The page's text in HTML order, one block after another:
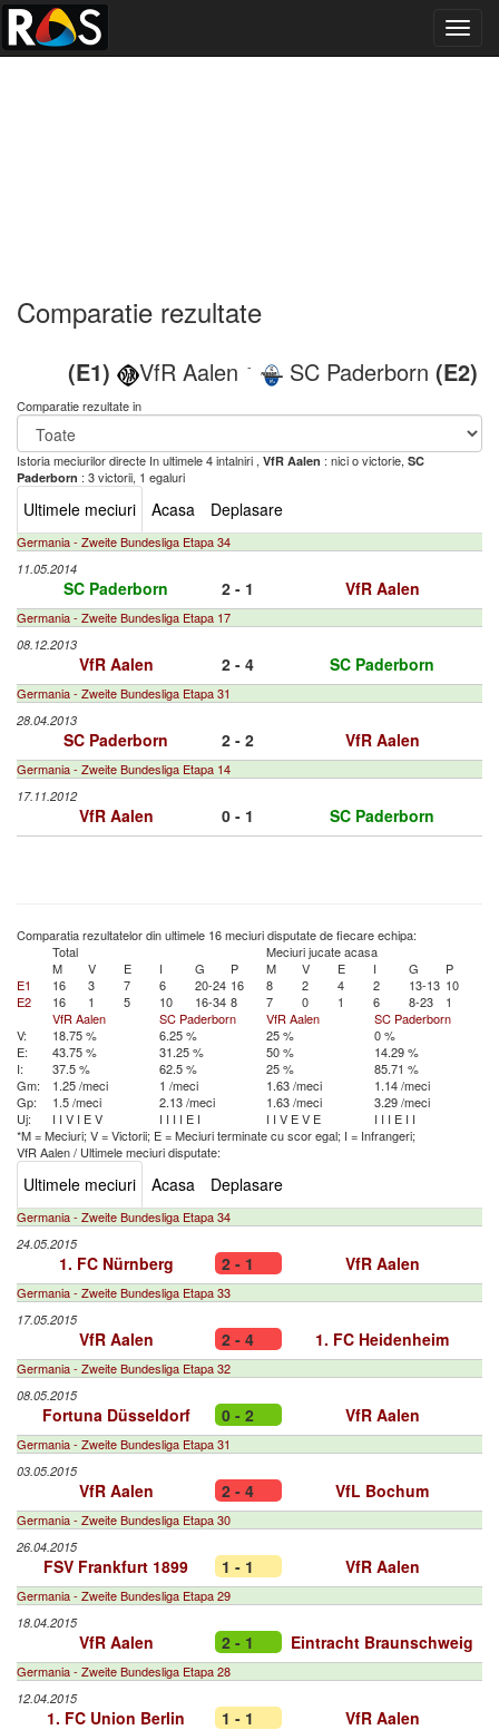
Comparatie rezultate
(E1) VfR Aalen - SC Paderborn (E2)
Comparatie rezultate in
Istoria meciurilor directe In ultimele 4 intalniri , VfR Aalen : nici o victorie, SC
Paderborn : 3 victorii, 1 egaluri
Ultimele meciuri Acasa Deplasare
Germania - Zweite Bundesliga Etapa 34
11.05.2014
SC Paderborn 2 - 1 VfR Aalen
Germania - Zweite Bundesliga Etapa 17
08.12.2013
VfR Aalen 2 - 4 SC Paderborn
Germania - Zweite Bundesliga Etapa 31
28.04.2013
SC Paderborn 2 - 2 VfR Aalen
Germania - Zweite Bundesliga Etapa 14
17.11.2012
VfR Aalen 0 - 1 SC Paderborn
Comparatia rezultatelor din ultimele 16 meciuri disputate de fiecare echipa:
Total
Meciuri jucate acasa
M
V E I G P M V E I G
P
E1
16 3 7 6 20-24 16 8 2 4 2 13-13 10
E2
16 1 5 10 16-34 8 7 0 1 6 8-23
1
VfR Aalen
SC Paderborn VfR Aalen
SC Paderborn
V:
18.75 % 6.25 % 25 %
0 %
E:
43.75 % 31.25 % 50 %
14.29 %
I:
37.5 % 62.5 % 25 %
85.71 %
Gm:
1.25 /meci 1 /meci 1.63 /meci
1.14 /meci
Gp:
1.5 /meci 2.13 /meci 1.63 /meci
3.29 /meci
Uj:
I I V I EV I I I I E I I I V EV E I I I E I I
*M = Meciuri; V = Victorii; E = Meciuri terminate cu scor egal; I = Infrangeri;
VfR Aalen/ Ultimele meciuri disputate:
Ultimele meciuri Acasa Deplasare
Germania - Zweite Bundesliga Etapa 34
24.05.2015
1. FC Nürnberg 2 - 1 VfR Aalen
Germania - Zweite Bundesliga Etapa 33
17.05.2015
VfR Aalen 2 - 4 1. FC Heidenheim
Germania - Zweite Bundesliga Etapa 32
08.05.2015
Fortuna Düsseldorf 0 - 2 VfR Aalen
Germania - Zweite Bundesliga Etapa 31
03.05.2015
VfR Aalen 2 - 4 VfL Bochum
Germania - Zweite Bundesliga Etapa 30
26.04.2015
FSV Frankfurt 1899 1 - 1 VfR Aalen
Germania - Zweite Bundesliga Etapa 29
18.04.2015
VfR Aalen 2 - 1 Eintracht Braunschweig
Germania - Zweite Bundesliga Etapa 28
12.04.2015
1. FC Union Berlin 1 - 1 VfR Aalen